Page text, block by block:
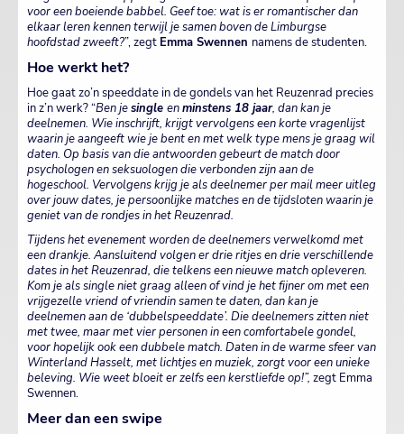
voor een boeiende babbel. Geef toe: wat is er romantischer dan
elkaar leren kennen terwijl je samen boven de Limburgse
hoofdstad zweeft?”, zegt Emma Swennen namens de studenten.
Hoe werkt het?
Hoe gaat zo’n speeddate in de gondels van het Reuzenrad precies
in z’n werk? “Ben jesingle enminstens 18 jaar, dan kan je
deelnemen. Wie inschrijft, krijgt vervolgens een korte vragenlijst
waarin je aangeeft wie je bent en met welk type mens je graag wil
daten. Op basis van die antwoorden gebeurt de match door
psychologen en seksuologen die verbonden zijn aan de
hogeschool. Vervolgens krijg je als deelnemer per mail meer uitleg
over jouw dates, je persoonlijke matches en de tijdsloten waarin je
geniet van de rondjes in het Reuzenrad.
Tijdens het evenement worden de deelnemers verwelkomd met
een drankje. Aansluitend volgen er drie ritjes en drie verschillende
dates in het Reuzenrad, die telkens een nieuwe match opleveren.
Kom je als single niet graag alleen of vind je het fijner om met een
vrijgezelle vriend of vriendin samen te daten, dan kan je
deelnemen aan de ‘dubbelspeeddate’. Die deelnemers zitten niet
met twee, maar met vier personen in een comfortabele gondel,
voor hopelijk ook een dubbele match. Daten in de warme sfeer van
Winterland Hasselt, met lichtjes en muziek, zorgt voor een unieke
beleving. Wie weet bloeit er zelfs een kerstliefde op!”, zegt Emma
Swennen.
Meer dan een swipe